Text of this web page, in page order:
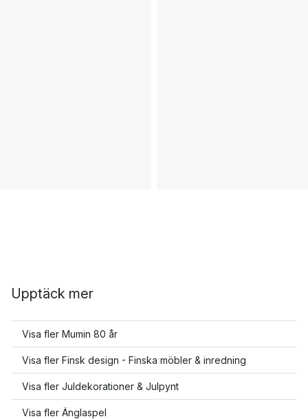
Upptäck mer
Visa fler Mumin 80 år
Visa fler Finsk design - Finska möbler & inredning
Visa fler Juldekorationer & Julpynt
Visa fler Änglaspel